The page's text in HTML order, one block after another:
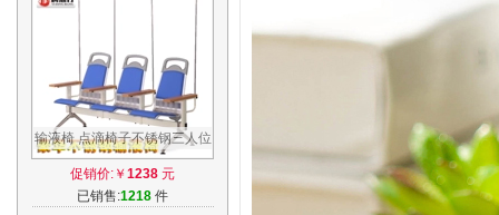
输液椅 点滴椅子不锈钢三人位
医院用高档医疗候诊所高背输
液座椅
促销价:￥ 1238 元
已销售:1218 件